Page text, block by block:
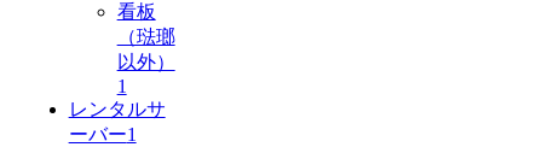
看板
（琺瑯
以外）
1
レンタルサ
ーバー1